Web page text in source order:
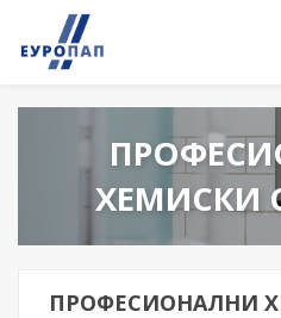
ХЕМИСКИ
ПРОФЕСИОНАЛНИ